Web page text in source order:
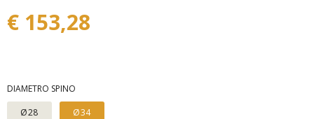
€ 153,28
DIAMETRO SPINO
Ø28
Ø34